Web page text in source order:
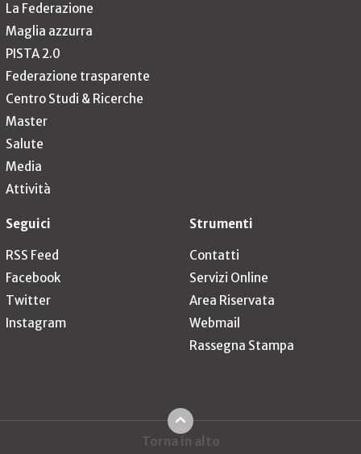
La Federazione
Maglia azzurra
PISTA 2.0
Federazione trasparente
Centro Studi & Ricerche
Master
Salute
Media
Attività
Seguici
RSS Feed
Facebook
Twitter
Instagram
Strumenti
Contatti
Servizi Online
Area Riservata
Webmail
Rassegna Stampa
Torna in alto